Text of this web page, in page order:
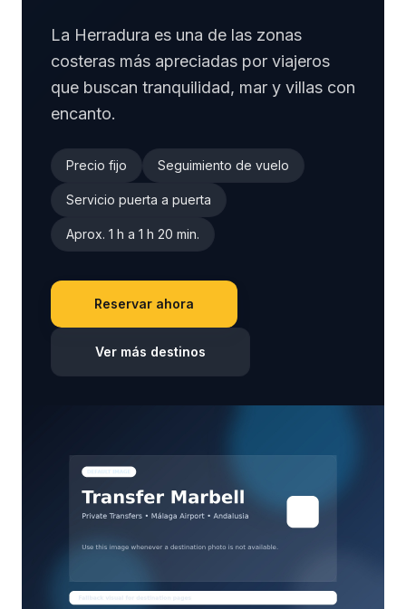
La Herradura es una de las zonas
costeras más apreciadas por viajeros
que buscan tranquilidad, mar y villas con
encanto.
Precio fijo Seguimiento de vuelo
Servicio puerta a puerta
Aprox. 1 h a 1 h 20 min.
Reservar ahora
Ver más destinos